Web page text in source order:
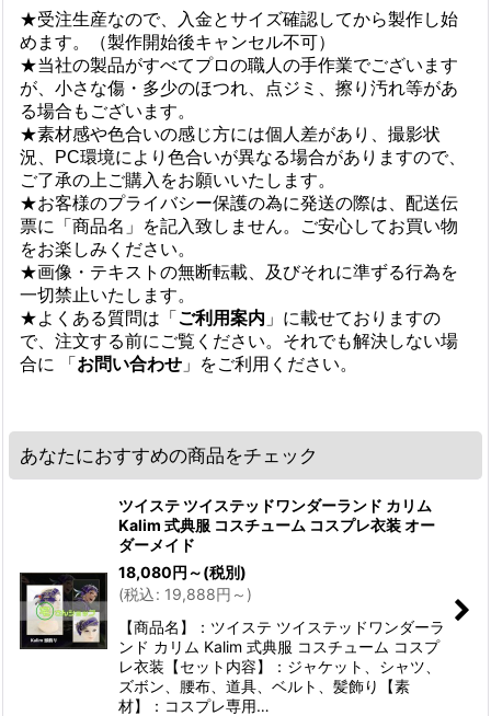
★受注生産なので、入金とサイズ確認してから製作し始
めます。（製作開始後キャンセル不可）
★当社の製品がすべてプロの職人の手作業でございます
が、小さな傷・多少のほつれ、点ジミ、擦り汚れ等があ
る場合もございます。
★素材感や色合いの感じ方には個人差があり、撮影状
況、PC環境により色合いが異なる場合がありますので、
ご了承の上ご購入をお願いいたします。
★お客様のプライバシー保護の為に発送の際は、配送伝
票に「商品名」を記入致しません。ご安心してお買い物
をお楽しみください。
★画像・テキストの無断転載、及びそれに準ずる行為を
一切禁止いたします。
★よくある質問は「 ご利用案内 」に載せておりますの
で、注文する前にご覧ください。それでも解決しない場
合に 「 お問い合わせ 」をご利用ください。
あなたにおすすめの商品をチェック
ツイステ ツイステッドワンダーランド カリム
Kalim 式典服 コスチューム コスプレ衣装 オー
ダーメイド
18,080円 ～(税別)
(税込: 19,888円 ～ )
【商品名】：ツイステ ツイステッドワンダーラ
ンド カリム Kalim 式典服 コスチューム コスプ
レ衣装【セット内容】：ジャケット、シャツ、
ズボン、腰布、道具、ベルト、髪飾り【素
材】：コスプレ専用…